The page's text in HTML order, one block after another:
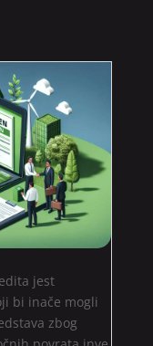
jest
bi inače mogli
zbog